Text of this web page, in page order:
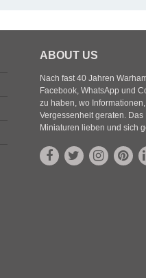
ABOUT US
Nach fast 40 Jahren
Facebook, WhatsApp und
zu haben, wo
Vergessenheit geraten.
Miniaturen lieben und sich